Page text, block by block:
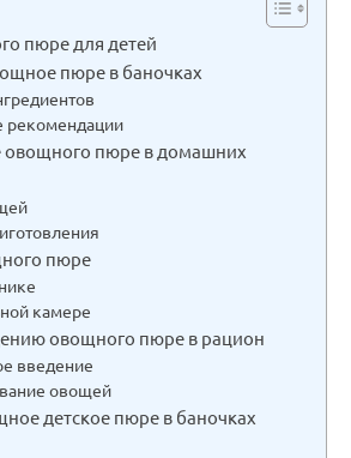
пюре для детей
пюре в баночках
рекомендации
овощного пюре в домашних
пюре
камере
овощного пюре в рацион
введение
овощей
детское пюре в баночках